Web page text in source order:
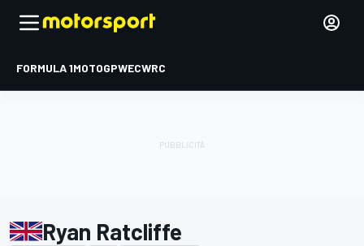
FORMULA 1MOTOGPWECWRC
Ryan Ratcliffe